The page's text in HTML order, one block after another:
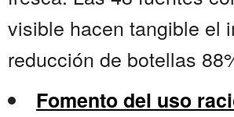
visible hacen tangible el
reducción de botellas
Fomento del uso